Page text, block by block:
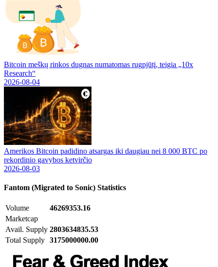
Bitcoin meškų rinkos dugnas numatomas rugpjūtį, teigia „10x
Research“
2026-08-04
Amerikos Bitcoin padidino atsargas iki daugiau nei 8 000 BTC po
rekordinio gavybos ketvirčio
2026-08-03
Fantom (Migrated to Sonic) Statistics
Volume
46269353.16
Marketcap
Avail. Supply 2803634835.53
Total Supply 3175000000.00